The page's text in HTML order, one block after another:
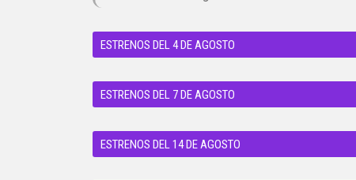
ESTRENOS DEL 4 DE AGOSTO
ESTRENOS DEL 7 DE AGOSTO
ESTRENOS DEL 14 DE AGOSTO